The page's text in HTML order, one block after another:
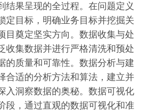
结果呈现的全过程。在问题定义
定目标，明确业务目标并挖掘关
目奠定坚实方向。数据收集与处
收集数据并进行严格清洗和预处
的质量和可靠性。数据分析与建
合适的分析方法和算法，建立并
入洞察数据的奥秘。数据可视化
段，通过直观的数据可视化和准